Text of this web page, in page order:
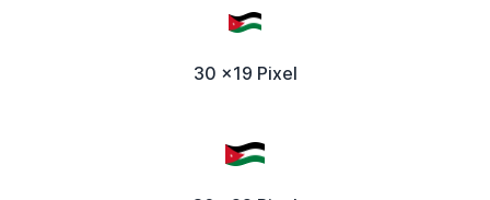
30 x19 Pixel